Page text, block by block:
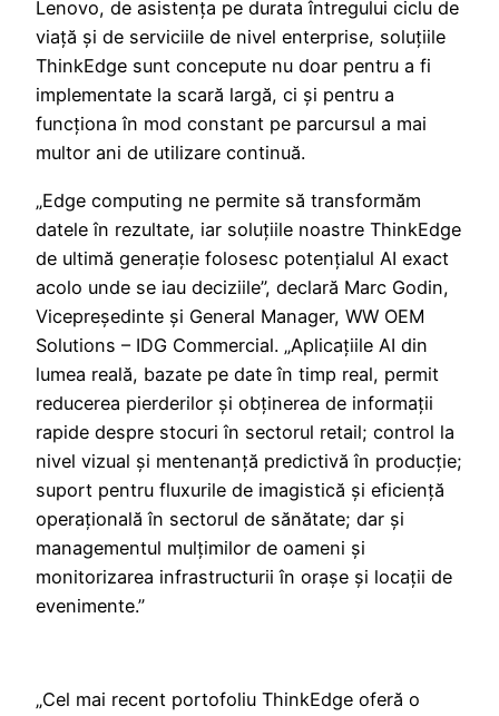
Lenovo, de asistența pe durata întregului ciclu de
viață și de serviciile de nivel enterprise, soluțiile
ThinkEdge sunt concepute nu doar pentru a fi
implementate la scară largă, ci și pentru a
funcționa în mod constant pe parcursul a mai
multor ani de utilizare continuă.
„Edge computing ne permite să transformăm
datele în rezultate, iar soluțiile noastre ThinkEdge
de ultimă generație folosesc potențialul AI exact
acolo unde se iau deciziile”, declară Marc Godin,
Vicepreședinte și General Manager, WW OEM
Solutions – IDG Commercial. „Aplicațiile AI din
lumea reală, bazate pe date în timp real, permit
reducerea pierderilor și obținerea de informații
rapide despre stocuri în sectorul retail; control la
nivel vizual și mentenanță predictivă în producție;
suport pentru fluxurile de imagistică și eficiență
operațională în sectorul de sănătate; dar și
managementul mulțimilor de oameni și
monitorizarea infrastructurii în orașe și locații de
evenimente.”
„Cel mai recent portofoliu ThinkEdge oferă o